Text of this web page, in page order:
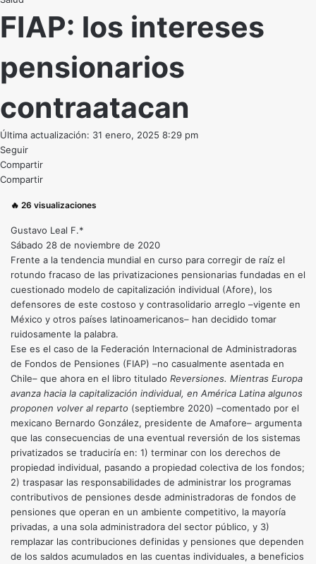
FIAP: los intereses
pensionarios
contraatacan
Última actualización: 31 enero, 2025 8:29 pm
Seguir
Compartir
Compartir
🔥 26 visualizaciones
Gustavo Leal F.*
Sábado 28 de noviembre de 2020
Frente a la tendencia mundial en curso para corregir de raíz el
rotundo fracaso de las privatizaciones pensionarias fundadas en el
cuestionado modelo de capitalización individual (Afore), los
defensores de este costoso y contrasolidario arreglo –vigente en
México y otros países latinoamericanos– han decidido tomar
ruidosamente la palabra.
Ese es el caso de la Federación Internacional de Administradoras
de Fondos de Pensiones (FIAP) –no casualmente asentada en
Chile– que ahora en el libro titulado Reversiones. Mientras Europa
avanza hacia la capitalización individual, en América Latina algunos
proponen volver al reparto (septiembre 2020) –comentado por el
mexicano Bernardo González, presidente de Amafore– argumenta
que las consecuencias de una eventual reversión de los sistemas
privatizados se traduciría en: 1) terminar con los derechos de
propiedad individual, pasando a propiedad colectiva de los fondos;
2) traspasar las responsabilidades de administrar los programas
contributivos de pensiones desde administradoras de fondos de
pensiones que operan en un ambiente competitivo, la mayoría
privadas, a una sola administradora del sector público, y 3)
remplazar las contribuciones definidas y pensiones que dependen
de los saldos acumulados en las cuentas individuales, a beneficios